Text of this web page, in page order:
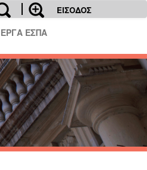
ΕΙΣΟΔΟΣ
ΕΡΓΑ ΕΣΠΑ